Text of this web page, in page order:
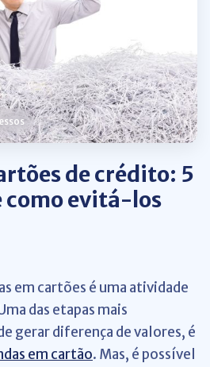
de crédito: 5
como evitá-los
em cartões é uma atividade
das etapas mais
gerar diferença de valores, é
em cartão. Mas, é possível